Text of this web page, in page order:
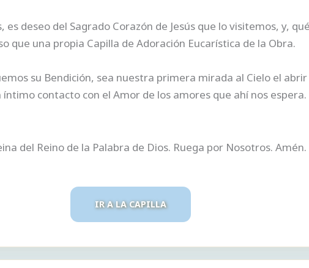
es deseo del Sagrado Corazón de Jesús que lo visitemos, y,
que una propia Capilla de Adoración Eucarística de la Obra.
su Bendición, sea nuestra primera mirada al Cielo el
contacto con el Amor de los amores que ahí nos espera.
del Reino de la Palabra de Dios. Ruega por Nosotros. Amén.
IR A LA CAPILLA